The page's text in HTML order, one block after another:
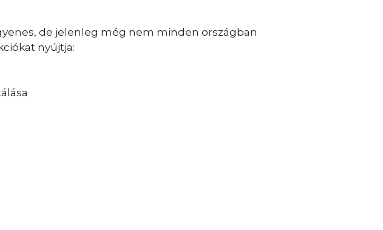
de jelenleg még nem minden országban
nyújtja: